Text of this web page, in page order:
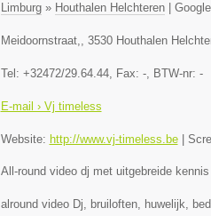
Limburg» Houthalen Helchteren|
Meidoornstraat,, 3530 Houthalen
Tel: +32472/29.64.44, Fax: -, BTW-nr: -
E-mail › Vj timeless
Website: http://www.vj-timeless.be|
All-round video dj met uitgebreide
alround video Dj, bruiloften, huwelijk,